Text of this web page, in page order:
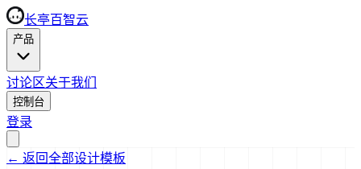
长亭百智云
产品
讨论区关于我们
控制台
登录
← 返回全部设计模板